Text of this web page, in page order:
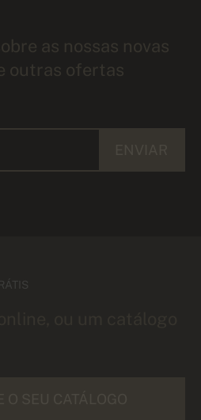
as nossas novas
outras ofertas